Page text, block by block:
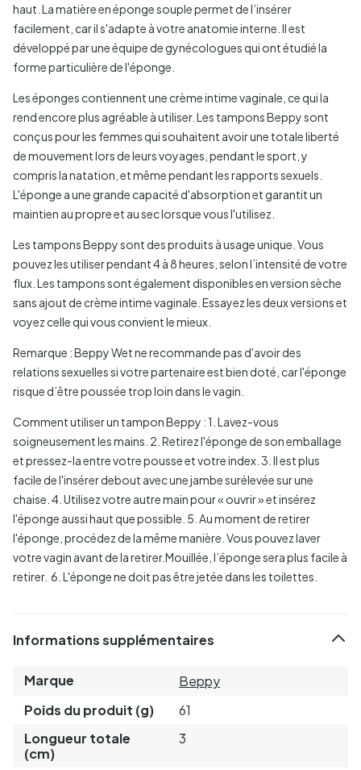
haut. La matière en éponge souple permet de l’insérer
facilement, car il s'adapte à votre anatomie interne. Il est
développé par une équipe de gynécologues qui ont étudié la
forme particulière de l'éponge.
Les éponges contiennent une crème intime vaginale, ce qui la
rend encore plus agréable à utiliser. Les tampons Beppy sont
conçus pour les femmes qui souhaitent avoir une totale liberté
de mouvement lors de leurs voyages, pendant le sport, y
compris la natation, et même pendant les rapports sexuels.
L'éponge a une grande capacité d'absorption et garantit un
maintien au propre et au sec lorsque vous l'utilisez.
Les tampons Beppy sont des produits à usage unique. Vous
pouvez les utiliser pendant 4 à 8 heures, selon l’intensité de votre
flux. Les tampons sont également disponibles en version sèche
sans ajout de crème intime vaginale. Essayez les deux versions et
voyez celle qui vous convient le mieux.
Remarque : Beppy Wet ne recommande pas d'avoir des
relations sexuelles si votre partenaire est bien doté, car l'éponge
risque d’être poussée trop loin dans le vagin.
Comment utiliser un tampon Beppy :1. Lavez-vous
soigneusement les mains. 2. Retirez l'éponge de son emballage
et pressez-la entre votre pousse et votre index. 3. Il est plus
facile de l'insérer debout avec une jambe surélevée sur une
chaise. 4. Utilisez votre autre main pour « ouvrir » et insérez
l'éponge aussi haut que possible. 5. Au moment de retirer
l'éponge, procédez de la même manière. Vous pouvez laver
votre vagin avant de la retirer.Mouillée, l’éponge sera plus facile à
retirer. 6. L'éponge ne doit pas être jetée dans les toilettes.
Informations supplémentaires
Marque
Beppy
Poids du produit (g)
61
Longueur totale
(cm)
3